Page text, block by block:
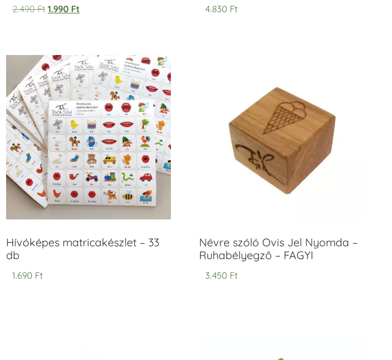
Értékelés:
5.00
2.490Ft 1.990 Ft
Értékelés:
5.00
4.830 Ft
Hívóképes matricakészlet – 33
db
1.690 Ft
Névre szóló Ovis Jel Nyomda –
Ruhabélyegző – FAGYI
3.450 Ft